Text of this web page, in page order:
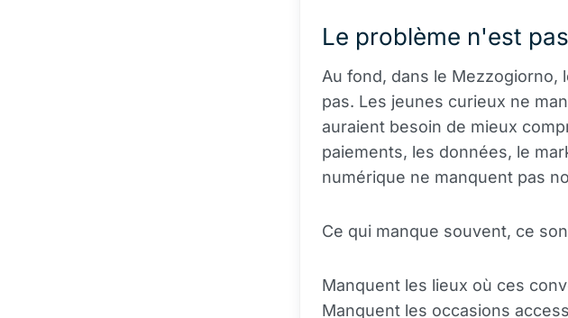
Le problème n'est
Au fond, dans le Mezzogiorno,
pas. Les jeunes curieux ne
auraient besoin de mieux
paiements, les données, le
numérique ne manquent pas
Ce qui manque souvent, ce
Manquent les lieux où ces
Manquent les occasions